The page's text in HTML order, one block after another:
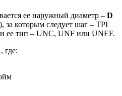
ее наружный диаметр – D
за которым следует шаг – TPI
ее тип – UNC, UNF или UNEF.
, где: